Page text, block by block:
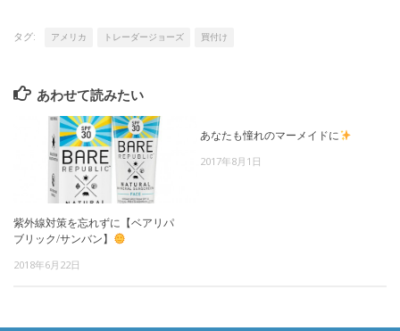
タグ: アメリカ トレーダージョーズ 買付け
あわせて読みたい
紫外線対策を忘れずに【ベアリパ
ブリック/サンバン】
2018年6月22日
あなたも憧れのマーメイドに
2017年8月1日